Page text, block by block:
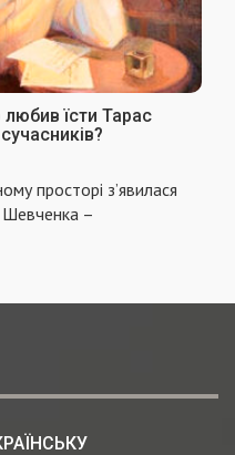
їсти Тарас
просторі з’явилася
Шевченка –